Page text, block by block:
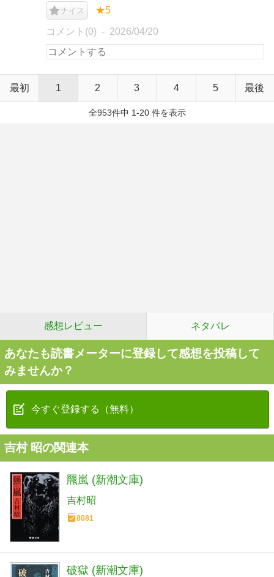
ナイス ★5
コメント(0) 2026/04/20
最初 1 2 3 4 5 最後
全953件中 1-20 件を表示
感想レビュー ネタバレ
あなたも読書メーターに登録して感想を投稿して
みませんか？
今すぐ登録する（無料）
吉村 昭の関連本
羆嵐 (新潮文庫)
吉村昭
8081
破獄 (新潮文庫)